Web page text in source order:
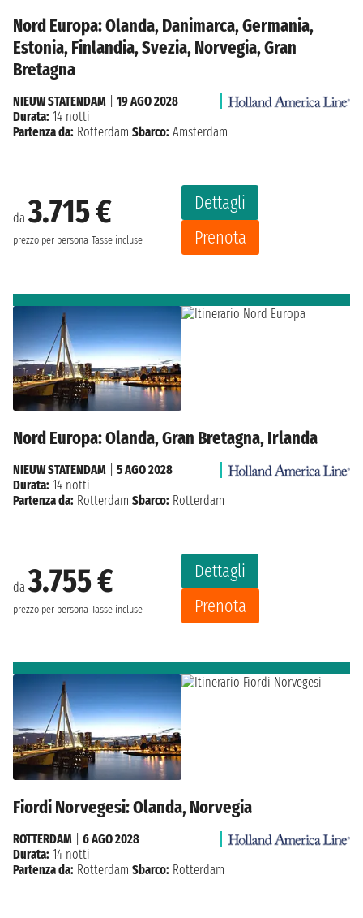
Nord Europa: Olanda, Danimarca, Germania,
Estonia, Finlandia, Svezia, Norvegia, Gran
Bretagna
da3.715 €
prezzo per persona Tasse incluse
Dettagli
Prenota
NIEUW STATENDAM
19 AGO 2028
Durata: 14 notti
Partenza da: Rotterdam Sbarco: Amsterdam
Nord Europa: Olanda, Gran Bretagna, Irlanda
da3.755 €
prezzo per persona Tasse incluse
Dettagli
Prenota
NIEUW STATENDAM
5 AGO 2028
Durata: 14 notti
Partenza da: Rotterdam Sbarco: Rotterdam
Fiordi Norvegesi: Olanda, Norvegia
ROTTERDAM
6 AGO 2028
Durata: 14 notti
Partenza da: Rotterdam Sbarco: Rotterdam